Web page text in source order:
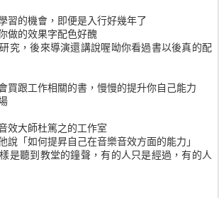
習的機會，即便是入行好幾年了
做的效果字配色好醜
究，後來導演還講說喔呦你看過書以後真的配
買跟工作相關的書，慢慢的提升你自己能力
效大師杜篤之的工作室
說「如何提昇自己在音樂音效方面的能力」
是聽到教堂的鐘聲，有的人只是經過，有的人